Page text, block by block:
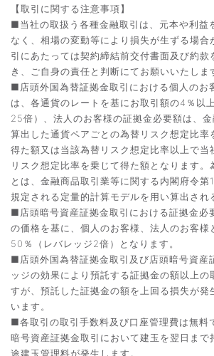
【取引に関する注意事項】
■当社の取扱う各種金融取引は、元本や利益
なく、相場の変動等により損失が生ずる場合
引にあたっては契約締結前交付書面及び約款
き、ご自身の責任と判断にてお願いいたしま
■店頭外国為替証拠金取引における個人のお
は、各通貨のレートを基にお取引額の4％以
25倍）、法人のお客様の証拠金必要額は、
算出した通貨ペアごとの為替リスク想定比率
得た額又は当該為替リスク想定比率以上で当
リスク想定比率を乗じて得た額となります。
とは、金融商品取引業等に関する内閣府令第
規定される定量的計算モデルを用い算出され
■店頭暗号資産証拠金取引における証拠金必
の価格を基に、個人のお客様、法人のお客様
50％（レバレッジ2倍）となります。
■店頭外国為替証拠金取引及び店頭暗号資産
ッジの効果により預託する証拠金の額以上の
すが、預託した証拠金の額を上回る損失が発
います。
■各取引の取引手数料及び口座管理費は無料
暗号資産証拠金取引において建玉を翌日まで
途建玉管理料が発生します。